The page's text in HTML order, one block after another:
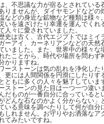
、不思議な力が宿るとされている
りませんが、ダイヤモンドなどの
などの身近な鉱物など種類は様々。
いを遠ざけたり幸運を運んでくれ
人々に愛されていました。
史は古く、古代エジプトではミイ
ーアイ、カーネリアンなどの天然
いました。また、世界中の様々な
たことから、時代や場所を問わず
かりますね。
ーストーンは気の乱れを浄化した
更には人間関係を円滑にしたりす
ともに多くの人々を魅了していま
ストーンの見た目は一つ一つ違い
だものが一番自分に合っていると
どんな石なのかよく分からない」
いる意味を調べたりして何が自分
しれません。お守りやお洒落なア
てみたいですね。